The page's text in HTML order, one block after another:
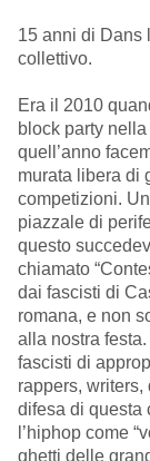
15 anni di Dans
collettivo.
Era il 2010
block party
quell’anno
murata libera di
competizioni.
piazzale di
questo
chiamato
dai fascisti di
romana, e non
alla nostra
fascisti di
rappers,
difesa di questa
l’hiphop come
ghetti delle